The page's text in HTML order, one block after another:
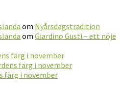
om Nyårsdagstradition
om Giardino Gusti – ett nöje
färg i november
färg i november
färg i november